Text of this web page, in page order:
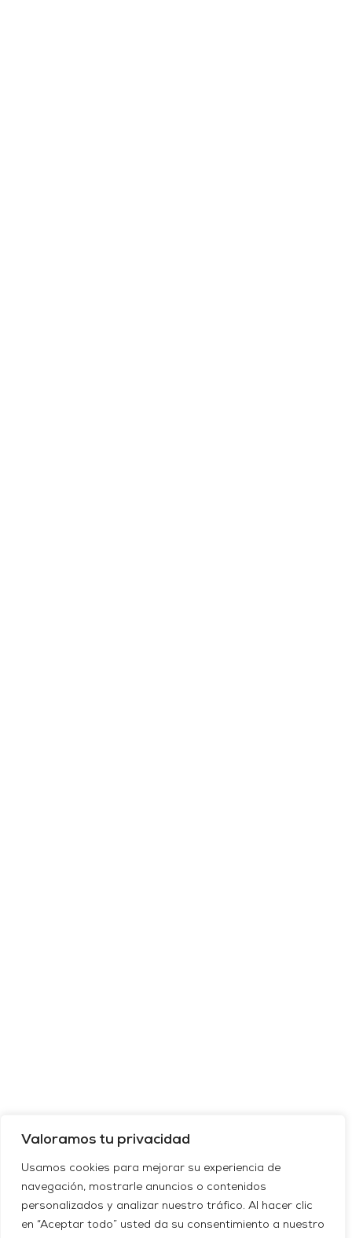
Valoramos tu privacidad
Usamos cookies para mejorar su experiencia de
navegación, mostrarle anuncios o contenidos
personalizados y analizar nuestro tráfico. Al hacer clic
en “Aceptar todo” usted da su consentimiento a nuestro